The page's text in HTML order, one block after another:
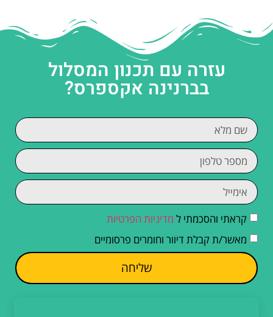
עזרה עם תכנון המסלול
בברנינה אקספרס?
קראתי והסכמתי ל מדיניות הפרטיות
מאשר/ת קבלת דיוור וחומרים פרסומיים
שליחה